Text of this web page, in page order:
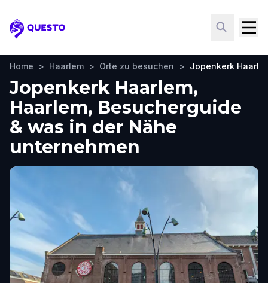
Questo
Home > Haarlem > Orte zu besuchen > Jopenkerk
Jopenkerk Haarlem,
Haarlem, Besucherguide
& was in der Nähe
unternehmen